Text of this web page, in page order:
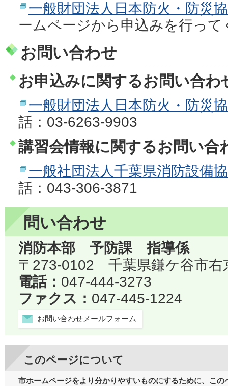
一般財団法人日本防火・防災
ームページから申込みを行って
お問い合わせ
お申込みに関するお問い合わ
一般財団法人日本防火・防災
話：03-6263-9903
講習会情報に関するお問い合
一般社団法人千葉県消防設備
話：043-306-3871
問い合わせ
消防本部 予防課 指導係
〒273-0102 千葉県鎌ケ谷市右
電話： 047-444-3273
ファクス： 047-445-1224
お問い合わせメールフォーム
このページについて
市ホームページをより分かりやすいものにするために、こ